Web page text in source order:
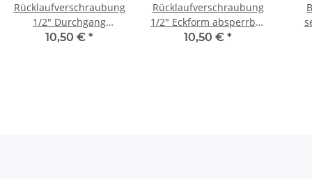
Rücklaufverschraubung
1/2" Durchgang
absperrbar vernickelt
10,50 € *
Rücklaufverschraubung
1/2" Eckform absperrbar
vernickelt vernickelt
10,50 € *